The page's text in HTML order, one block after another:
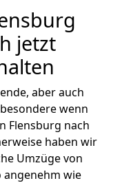
jetzt
aber auch
wenn
Flensburg nach
haben wir
Umzüge von
angenehm wie